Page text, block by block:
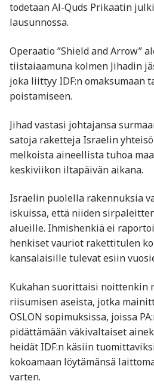
todetaan Al-Quds Prikaatin
lausunnossa.
Operaatio ”Shield and Arrow”
tiistaiaamuna kolmen Jihadin
joka liittyy IDF:n omaksumaan
poistamiseen.
Jihad vastasi johtajansa
satoja raketteja Israelin
melkoista aineellista tuhoa
keskiviikon iltapäivän aikana.
Israelin puolella rakennuksia
iskuissa, että niiden
alueille. Ihmishenkiä ei
henkiset vauriot rakettitulen
kansalaisille tulevat esiin
Kukahan suorittaisi noittenkin
riisumisen aseista, jotka
OSLON sopimuksissa, joissa
pidättämään väkivaltaiset
heidät IDF:n käsiin
kokoamaan löytämänsä
varten.